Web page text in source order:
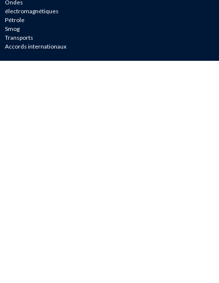
Ondes
électromagnétiques
Pétrole
Smog
Transports
Accords internationaux